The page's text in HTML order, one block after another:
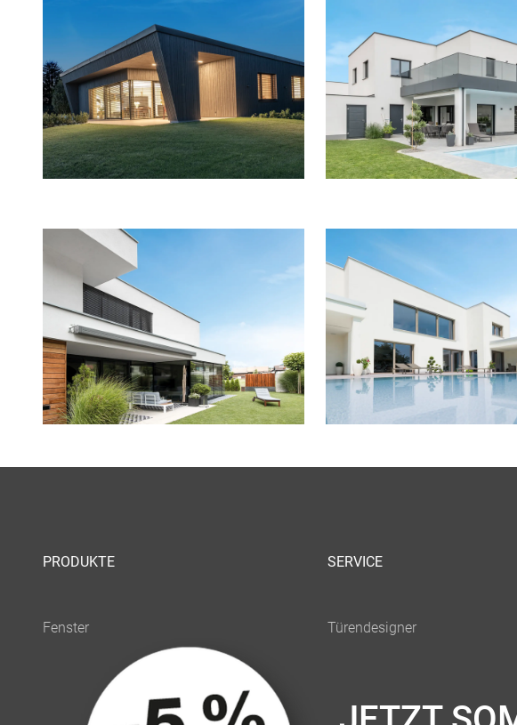
PRODUKTE SERVICE